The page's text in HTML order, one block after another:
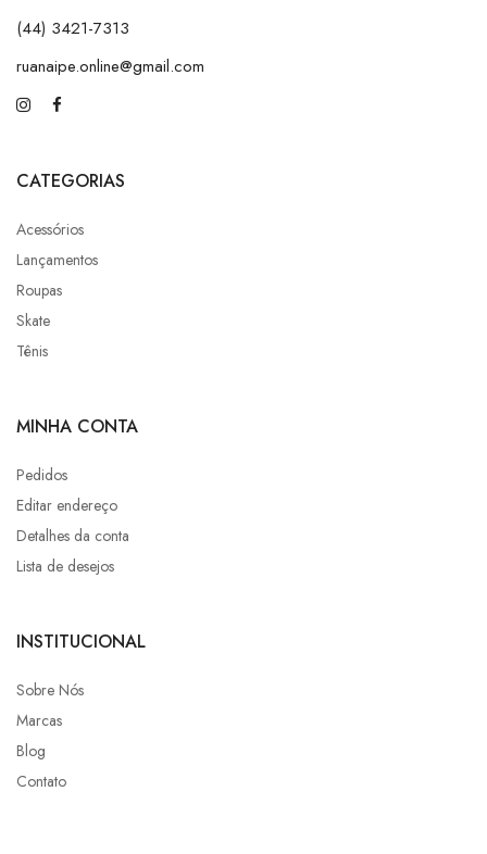
(44) 3421-7313
ruanaipe.online@gmail.com
CATEGORIAS
Acessórios
Lançamentos
Roupas
Skate
Tênis
MINHA CONTA
Pedidos
Editar endereço
Detalhes da conta
Lista de desejos
INSTITUCIONAL
Sobre Nós
Marcas
Blog
Contato